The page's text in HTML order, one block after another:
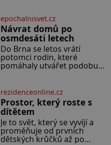
dezertního vína 50 g cukru
krystal 1 lžíci medu 200 g
zakysané sm
epochalnisvet.cz
Návrat domů po
osmdesáti letech
Do Brna se letos vrátí
potomci rodin, které
pomáhaly utvářet podobu
světová válka. Příběhy rodů
Placzek, Löw-Beer,
Fuhrmann, Kohn a Stiassni
se stanou jednou z hlavních
dramaturgických linií
festivalu židovské kultury
ŠTETL FEST 2026. Některé
rezidenceonline.cz
Prostor, který roste s
dítětem
Je to svět, který se vyvíjí a
proměňuje od prvních
dětských krůčků až po